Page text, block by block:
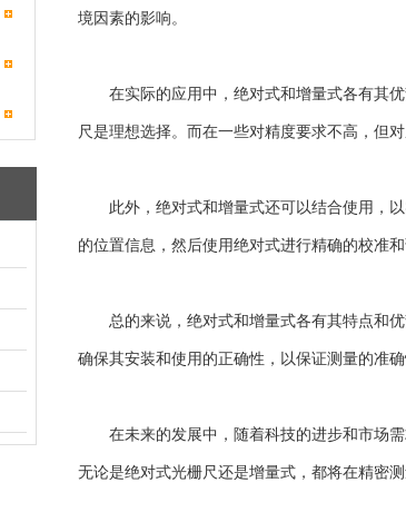
境因素的影响。
在实际的应用中，绝对式和增量式各有其优
尺是理想选择。而在一些对精度要求不高，但
此外，绝对式和增量式还可以结合使用，以
的位置信息，然后使用绝对式进行精确的校准和
总的来说，绝对式和增量式各有其特点和优
确保其安装和使用的正确性，以保证测量的准确
在未来的发展中，随着科技的进步和市场需
无论是绝对式光栅尺还是增量式，都将在精密